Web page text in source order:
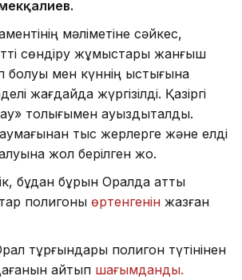
мәліметіне сәйкес,
сөндіру жұмыстары жанғыш
болуы мен күннің ыстығына
жағдайда жүргізілді. Қазіргі
толығымен ауыздықталды.
тыс жерлерге және елді
жол берілген жоқ.
бұдан бұрын Оралда қатты
полигоны өртенгенін жазған
тұрғындары полигон түтінінен
айтып шағымданды.